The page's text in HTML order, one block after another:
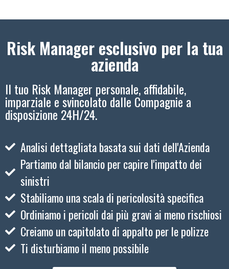
Risk Manager esclusivo per la tua
azienda
Il tuo Risk Manager personale, affidabile,
imparziale e svincolato dalle Compagnie a
disposizione 24H/24.
Analisi dettagliata basata sui dati dell'Azienda
Partiamo dal bilancio per capire l'impatto dei
sinistri
Stabiliamo una scala di pericolosità specifica
Ordiniamo i pericoli dai più gravi ai meno rischiosi
Creiamo un capitolato di appalto per le polizze
Ti disturbiamo il meno possibile